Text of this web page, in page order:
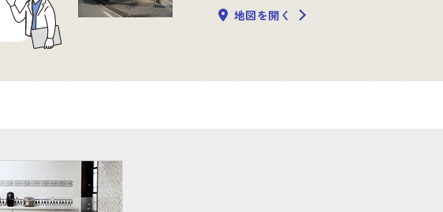
地図を開く